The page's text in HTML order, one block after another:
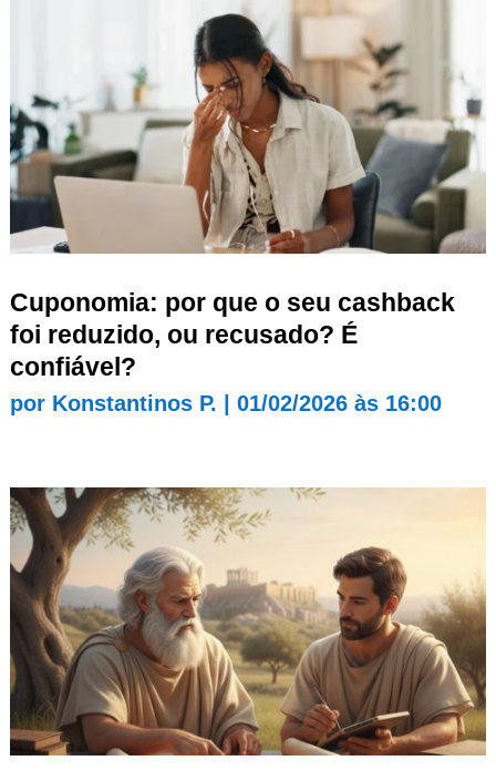
Cuponomia: por que o seu cashback
foi reduzido, ou recusado? É
confiável?
por Konstantinos P. 01/02/2026 às 16:00